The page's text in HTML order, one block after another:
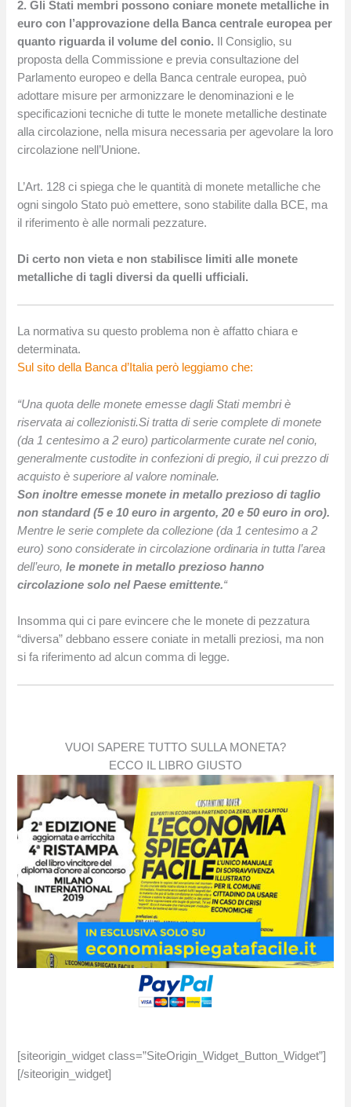
2. Gli Stati membri possono coniare monete metalliche in
euro con l’approvazione della Banca centrale europea per
quanto riguarda il volume del conio. Il Consiglio, su
proposta della Commissione e previa consultazione del
Parlamento europeo e della Banca centrale europea, può
adottare misure per armonizzare le denominazioni e le
specificazioni tecniche di tutte le monete metalliche destinate
alla circolazione, nella misura necessaria per agevolare la loro
circolazione nell’Unione.
L’Art. 128 ci spiega che le quantità di monete metalliche che
ogni singolo Stato può emettere, sono stabilite dalla BCE, ma
il riferimento è alle normali pezzature.
Di certo non vieta e non stabilisce limiti alle monete
metalliche di tagli diversi da quelli ufficiali.
La normativa su questo problema non è affatto chiara e
determinata.
Sul sito della Banca d’Italia però leggiamo che:
“Una quota delle monete emesse dagli Stati membri è
riservata ai collezionisti.Si tratta di serie complete di monete
(da 1 centesimo a 2 euro) particolarmente curate nel conio,
generalmente custodite in confezioni di pregio, il cui prezzo di
acquisto è superiore al valore nominale.
Son inoltre emesse monete in metallo prezioso di taglio
non standard (5 e 10 euro in argento, 20 e 50 euro in oro).
Mentre le serie complete da collezione (da 1 centesimo a 2
euro) sono considerate in circolazione ordinaria in tutta l’area
dell’euro,le monete in metallo prezioso hanno
circolazione solo nel Paese emittente.“
Insomma qui ci pare evincere che le monete di pezzatura
“diversa” debbano essere coniate in metalli preziosi, ma non
si fa riferimento ad alcun comma di legge.
VUOI SAPERE TUTTO SULLA MONETA?
ECCO IL LIBRO GIUSTO
[siteorigin_widget class=”SiteOrigin_Widget_Button_Widget”]
[/siteorigin_widget]